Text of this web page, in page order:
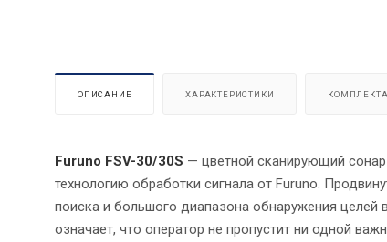
ОПИСАНИЕ ХАРАКТЕРИСТИКИ
Furuno FSV-30/30S — цветной сканирующий
технологию обработки сигнала от Furuno.
поиска и большого диапазона обнаружения целей
означает, что оператор не пропустит ни одной